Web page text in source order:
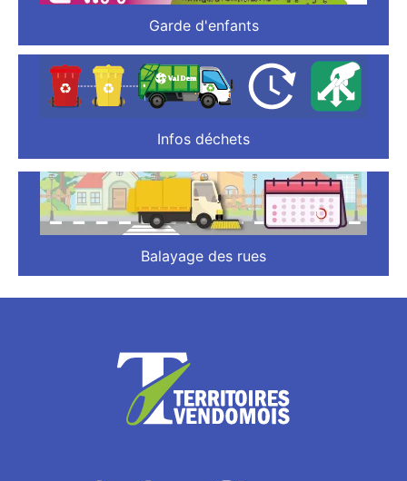
Garde d'enfants
Infos déchets
Balayage des rues